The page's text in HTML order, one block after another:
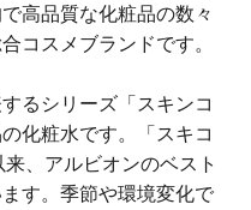
高品質な化粧品の数々
コスメブランドです。
るシリーズ「スキンコ
化粧水です。「スキコ
、アルビオンのベスト
す。季節や環境変化で